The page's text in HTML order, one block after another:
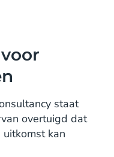
staat
overtuigd dat
uitkomst kan